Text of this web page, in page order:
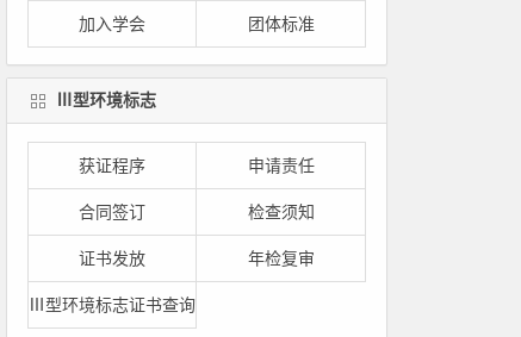
加入学会 团体标准
Ⅲ型环境标志
获证程序 申请责任
合同签订 检查须知
证书发放 年检复审
Ⅲ型环境标志证书查询